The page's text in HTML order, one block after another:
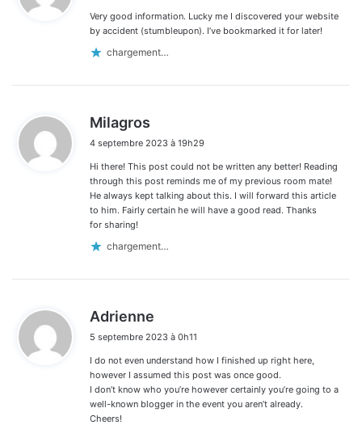
:
Very good information. Lucky me I discovered your website
by accident (stumbleupon). I’ve bookmarked it for later!
chargement…
Milagros
t
:
4 septembre 2023 à 19h29
Hi there! This post could not be written any better! Reading
through this post reminds me of my previous room mate!
He always kept talking about this. I will forward this article
to him. Fairly certain he will have a good read. Thanks
for sharing!
chargement…
Adrienne
t
:
5 septembre 2023 à 0h11
I do not even understand how I finished up right here,
however I assumed this post was once good.
I don’t know who you’re however certainly you’re going to a
well-known blogger in the event you aren’t already.
Cheers!